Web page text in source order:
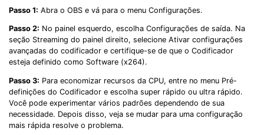
Passo 1: Abra o OBS e vá para o menu Configurações.
Passo 2: No painel esquerdo, escolha Configurações de saída. Na
seção Streaming do painel direito, selecione Ativar configurações
avançadas do codificador e certifique-se de que o Codificador
esteja definido como Software (x264).
Passo 3: Para economizar recursos da CPU, entre no menu Pré-
definições do Codificador e escolha super rápido ou ultra rápido.
Você pode experimentar vários padrões dependendo de sua
necessidade. Depois disso, veja se mudar para uma configuração
mais rápida resolve o problema.